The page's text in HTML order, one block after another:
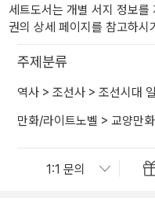
세트도서는 개별 서지 정보
권의 상세 페이지를 참고하시
주제분류
역사 > 조선사 > 조선시대
만화/라이트노벨 > 교양만화